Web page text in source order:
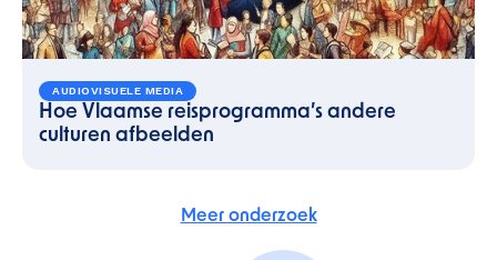
AUDIOVISUELE MEDIA
Hoe Vlaamse reisprogramma’s andere
culturen afbeelden
Meer onderzoek